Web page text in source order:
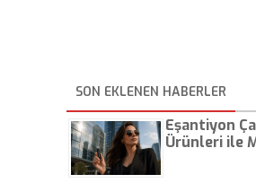
SON EKLENEN HABERLER
Eşantiyon
Ürünleri ile